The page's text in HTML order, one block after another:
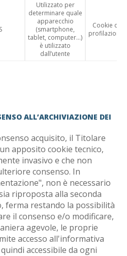
Utilizzato per
determinare quale
apparecchio
(smartphone,
tablet, computer…)
è utilizzato
dall’utente
Cookie di
profilazione
ALL’ARCHIVIAZIONE DEI
acquisito, il Titolare
apposito cookie tecnico,
invasivo e che non
consenso. In
non è necessario
riproposta alla seconda
ferma restando la possibilità
il consenso e/o modificare,
agevole, le proprie
accesso all'informativa
accessibile da ogni